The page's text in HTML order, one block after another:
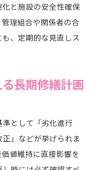
と施設の安全性確保
理組合や関係者の合
、定期的な見直しス
長期修繕計画
として「劣化進行
」などが挙げられま
値維持に直接影響を